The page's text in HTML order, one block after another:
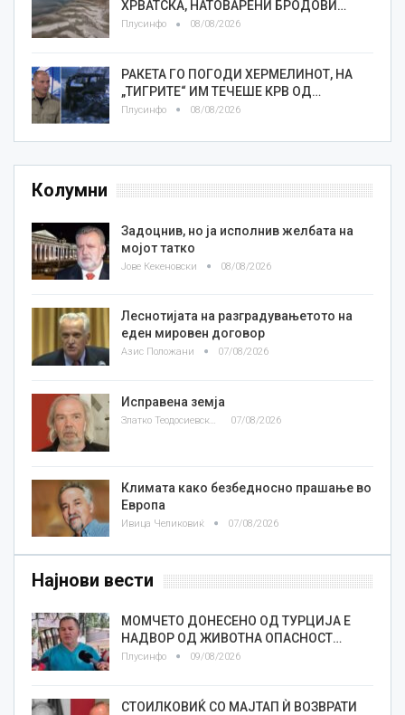
ХРВАТСКА, НАТОВАРЕНИ БРОДОВИ…
Плусинфо 08/08/2026
РАКЕТА ГО ПОГОДИ ХЕРМЕЛИНОТ, НА
„ТИГРИТЕ“ ИМ ТЕЧЕШЕ КРВ ОД…
Плусинфо 08/08/2026
Колумни
Задоцнив, но ја исполнив желбата на
мојот татко
Јове Кекеновски 08/08/2026
Леснотијата на разградувањетото на
еден мировен договор
Азис Положани 07/08/2026
Исправена земја
Златко Теодосиевски 07/08/2026
Климата како безбедносно прашање во
Европа
Ивица Челиковиќ 07/08/2026
Најнови вести
МОМЧЕТО ДОНЕСЕНО ОД ТУРЦИЈА Е
НАДВОР ОД ЖИВОТНА ОПАСНОСТ…
Плусинфо 09/08/2026
СТОИЛКОВИЌ СО МАЈТАП Ѝ ВОЗВРАТИ